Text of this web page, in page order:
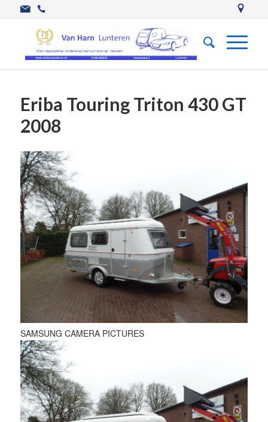
Eriba Touring Triton 430 GT
2008
SAMSUNG CAMERA PICTURES